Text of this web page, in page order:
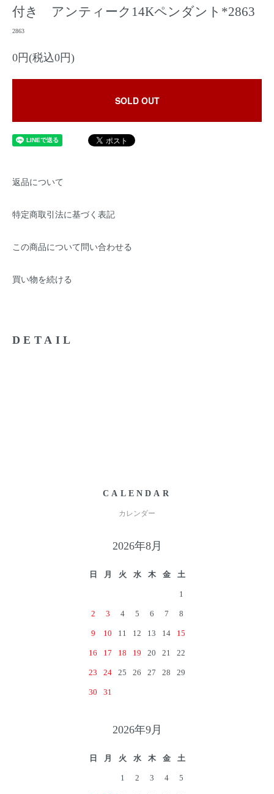
付き アンティーク14Kペンダント*2863
2863
0円(税込0円)
SOLD OUT
返品について
特定商取引法に基づく表記
この商品について問い合わせる
買い物を続ける
DETAIL
CALENDAR
カレンダー
2026年8月
日 月 火 水 木 金 土
1
2 3 4 5 6 7 8
9 10 11 12 13 14 15
16 17 18 19 20 21 22
23 24 25 26 27 28 29
30 31
2026年9月
日 月 火 水 木 金 土
1 2 3 4 5